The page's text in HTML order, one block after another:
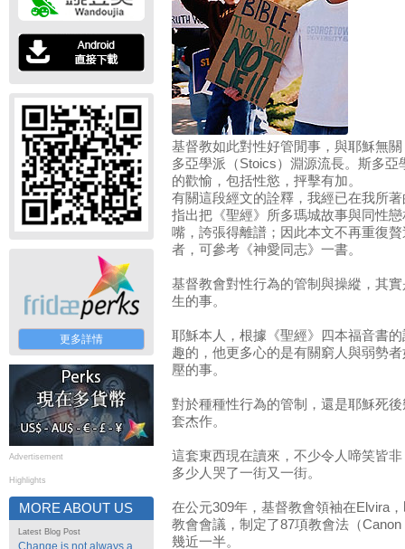
更多詳情
Advertisement
Highlights
MORE ABOUT US
Latest Blog Post
Change is not always a
基督教如此對性好管閒事，與耶穌無
多亞學派（Stoics）淵源流長。斯多
的歡愉，包括性慾，抨擊有加。
有關這段經文的詮釋，我經已在我所
指出把《聖經》所多瑪城故事與同性
嘴，誇張得離譜；因此本文不再重復
者，可參考《神愛同志》一書。
基督教會對性行為的管制與操縱，其
生的事。
耶穌本人，根據《聖經》四本福音書
趣的，他更多心的是有關窮人與弱勢
壓的事。
對於種種性行為的管制，還是耶穌死
套杰作。
這套東西現在讀來，不少令人啼笑皆
多少人哭了一街又一街。
在公元309年，基督教會領袖在Elvira
教會會議，制定了87項教會法（
幾近一半。